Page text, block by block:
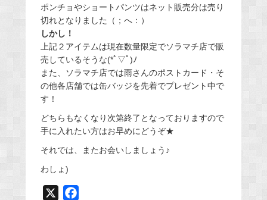
ポンチョやショートパンツはネット販売分は売り
切れとなりました（；へ：）
しかし！
上記２アイテムは現在数量限定でソラマチ店で販
売しているそうな(*ﾟ▽ﾟ)ﾉ
また、ソラマチ店では雨さんのポストカード・そ
の他各店舗では缶バッジを先着でプレゼント中で
す！
どちらもなくなり次第終了となっておりますので
手に入れたい方はお早めにどうぞ★
それでは、またお会いしましょう♪
わしょ)